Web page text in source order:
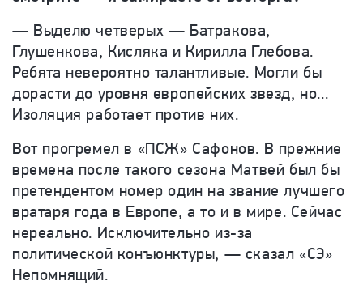
— Выделю четверых — Батракова,
Глушенкова, Кисляка и Кирилла Глебова.
Ребята невероятно талантливые. Могли бы
дорасти до уровня европейских звезд, но...
Изоляция работает против них.
Вот прогремел в «ПСЖ» Сафонов. В прежние
времена после такого сезона Матвей был бы
претендентом номер один на звание лучшего
вратаря года в Европе, а то и в мире. Сейчас
нереально. Исключительно из-за
политической конъюнктуры, — сказал «СЭ»
Непомнящий.